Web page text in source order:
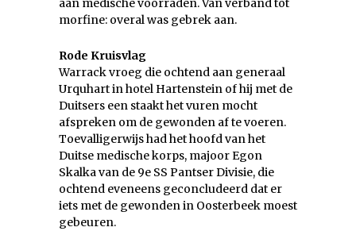
aan medische voorraden. Van verband tot
morfine: overal was gebrek aan.
Rode Kruisvlag
Warrack vroeg die ochtend aan generaal
Urquhart in hotel Hartenstein of hij met de
Duitsers een staakt het vuren mocht
afspreken om de gewonden af te voeren.
Toevalligerwijs had het hoofd van het
Duitse medische korps, majoor Egon
Skalka van de 9e SS Pantser Divisie, die
ochtend eveneens geconcludeerd dat er
iets met de gewonden in Oosterbeek moest
gebeuren.